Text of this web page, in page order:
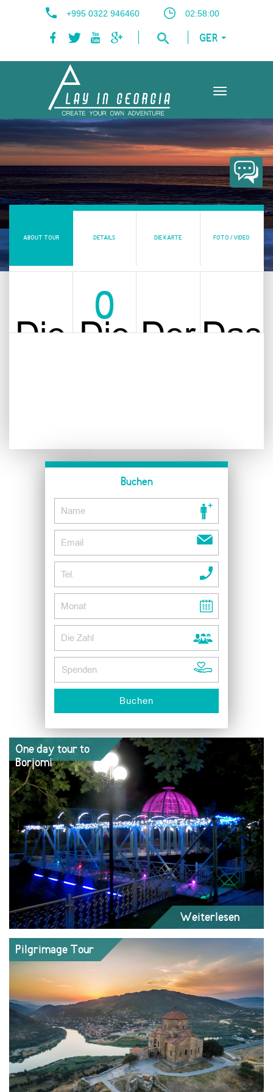
+995 0322 946460 02:58:01
GER
Toggle
ABOUT TOUR DETAILS DIE KARTE FOTO / VIDEO
Die
0
Die DerDas
Buchen
One day tour to
Borjomi
Weiterlesen
Pilgrimage Tour